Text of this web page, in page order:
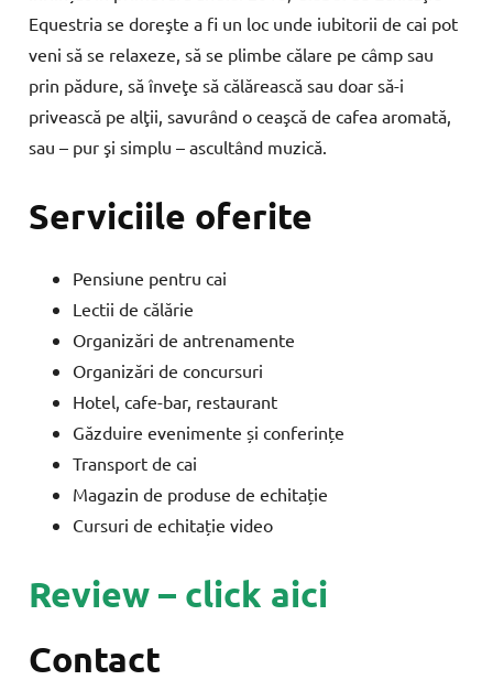
Equestria se doreşte a fi un loc unde iubitorii de cai pot
veni să se relaxeze, să se plimbe călare pe câmp sau
prin pădure, să înveţe să călărească sau doar să-i
privească pe alţii, savurând o ceaşcă de cafea aromată,
sau – pur şi simplu – ascultând muzică.
Serviciile oferite
Pensiune pentru cai
Lectii de călărie
Organizări de antrenamente
Organizări de concursuri
Hotel, cafe-bar, restaurant
Găzduire evenimente și conferințe
Transport de cai
Magazin de produse de echitație
Cursuri de echitație video
Review – click aici
Contact